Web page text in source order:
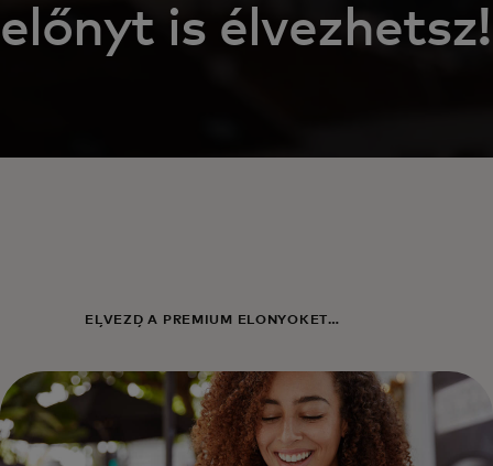
előnyt is élvezhetsz!
ÉLVEZD A PRÉMIUM ELŐNYÖKET